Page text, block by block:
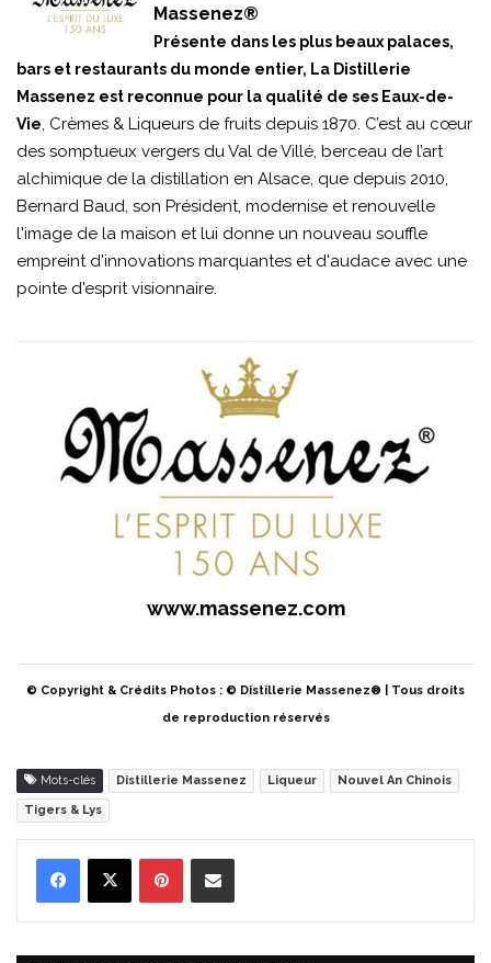
Massenez®
Présente dans les plus beaux palaces,
bars et restaurants du monde entier, La Distillerie
Massenez est reconnue pour la qualité de ses Eaux-de-
Vie, Crèmes & Liqueurs de fruits depuis 1870. C’est au cœur
des somptueux vergers du Val de Villé, berceau de l’art
alchimique de la distillation en Alsace, que depuis 2010,
Bernard Baud, son Président, modernise et renouvelle
l'image de la maison et lui donne un nouveau souffle
empreint d'innovations marquantes et d'audace avec une
pointe d'esprit visionnaire.
www.massenez.com
© Copyright & Crédits Photos : © Distillerie Massenez® | Tous droits
de reproduction réservés
Mots-clés Distillerie Massenez Liqueur Nouvel An Chinois
Tigers & Lys